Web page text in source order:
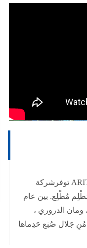
توفرشركة ARIT mawad madava أكثر من 50 مليون متر
مُطْلِع. بين عام
ومان الدروري ،
مُنِ جَلال صُنِع حَدِماها